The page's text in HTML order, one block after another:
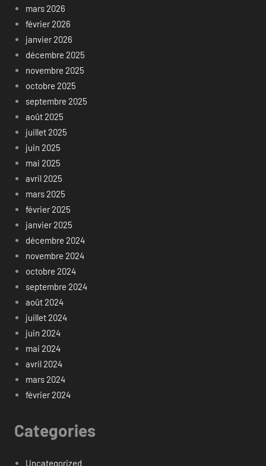
mars 2026
février 2026
janvier 2026
décembre 2025
novembre 2025
octobre 2025
septembre 2025
août 2025
juillet 2025
juin 2025
mai 2025
avril 2025
mars 2025
février 2025
janvier 2025
décembre 2024
novembre 2024
octobre 2024
septembre 2024
août 2024
juillet 2024
juin 2024
mai 2024
avril 2024
mars 2024
février 2024
Categories
Uncategorized